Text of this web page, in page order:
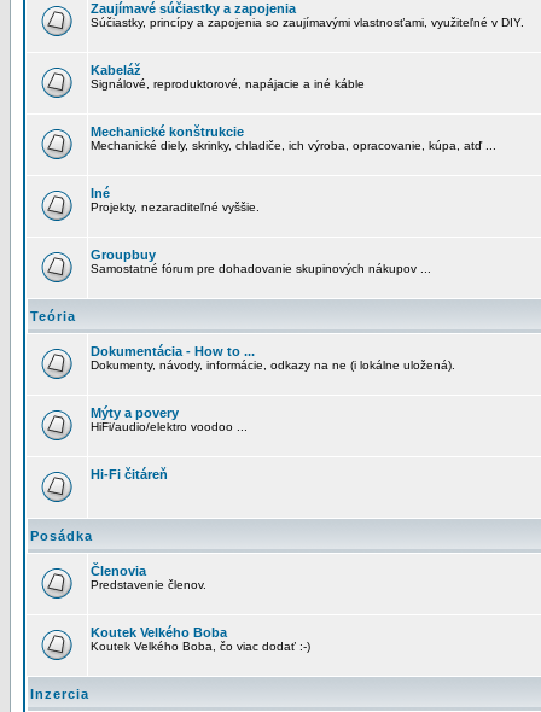
Zaujímavé súčiastky a zapojenia
Súčiastky, princípy a zapojenia so zaujímavými vlastnosťami, využiteľné v DIY.
Kabeláž
Signálové, reproduktorové, napájacie a iné káble
Mechanické konštrukcie
Mechanické diely, skrinky, chladiče, ich výroba, opracovanie, kúpa, atď ...
Iné
Projekty, nezaraditeľné vyššie.
Groupbuy
Samostatné fórum pre dohadovanie skupinových nákupov ...
Teória
Dokumentácia - How to ...
Dokumenty, návody, informácie, odkazy na ne (i lokálne uložená).
Mýty a povery
HiFi/audio/elektro voodoo ...
Hi-Fi čitáreň
Posádka
Členovia
Predstavenie členov.
Koutek Velkého Boba
Koutek Velkého Boba, čo viac dodať :-)
Inzercia